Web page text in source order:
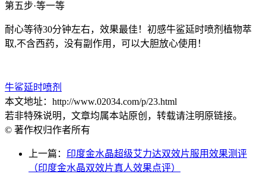
第五步·等一等
耐心等待30分钟左右，效果最佳！初感牛鲨延时喷剂植物萃
取,不含西药，没有副作用，可以大胆放心使用！
牛鲨延时喷剂
本文地址：http://www.02034.com/p/23.html
若非特殊说明，文章均属本站原创，转载请注明原链接。
© 著作权归作者所有
上一篇： 印度金水晶超级艾力达双效片服用效果测评
（印度金水晶双效片真人效果点评）